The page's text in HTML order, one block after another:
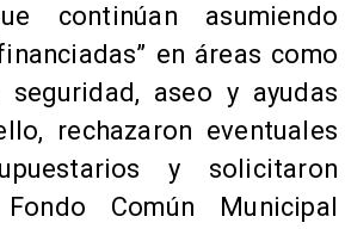
continúan asumiendo
en áreas como
seguridad, aseo y ayudas
rechazaron eventuales
y solicitaron
Común Municipal